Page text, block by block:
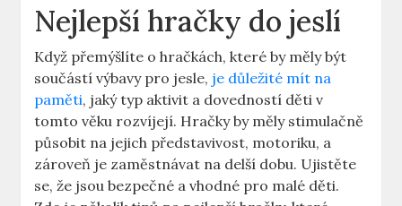
Nejlepší hračky do jeslí
Když přemýšlíte o hračkách, které by měly být
součástí výbavy pro jesle, je důležité mít na
paměti, jaký typ aktivit a dovedností děti v
tomto věku rozvíjejí. Hračky by měly stimulačně
působit na jejich představivost, motoriku, a
zároveň je zaměstnávat na delší dobu. Ujistěte
se, že jsou bezpečné a vhodné pro malé děti.